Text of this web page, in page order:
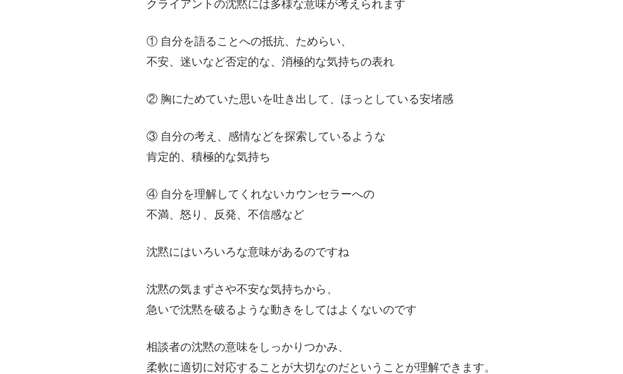
クライアントの沈黙には多様な意味が考えられます
① 自分を語ることへの抵抗、ためらい、
不安、迷いなど否定的な、消極的な気持ちの表れ
② 胸にためていた思いを吐き出して、ほっとしている安堵感
③ 自分の考え、感情などを探索しているような
肯定的、積極的な気持ち
④ 自分を理解してくれないカウンセラーへの
不満、怒り、反発、不信感など
沈黙にはいろいろな意味があるのですね
沈黙の気まずさや不安な気持ちから、
急いで沈黙を破るような動きをしてはよくないのです
相談者の沈黙の意味をしっかりつかみ、
柔軟に適切に対応することが大切なのだということが理解できます。